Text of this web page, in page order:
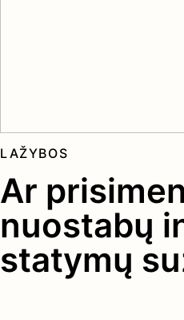
Ar
nuostabų
statymų
LAŽYBOS